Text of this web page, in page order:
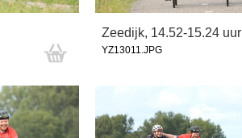
Zeedijk, 14.52-15.24 uur
YZ13011.JPG